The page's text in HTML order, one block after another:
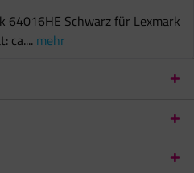
64016HE Schwarz für Lexmark
ca.... mehr